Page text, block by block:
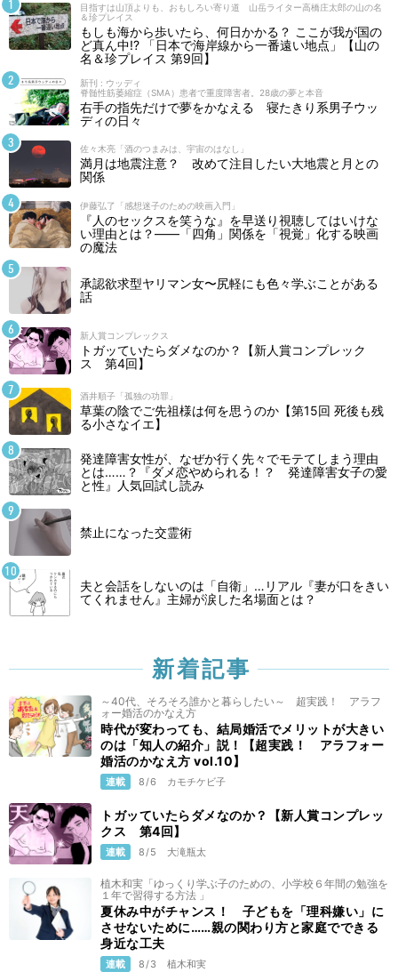
目指すは山頂よりも、おもしろい寄り道 山岳ライター高橋庄太郎の山の名
＆珍プレイス
もしも海から歩いたら、何日かかる？ ここが我が国の
ど真ん中!? 「日本で海岸線から一番遠い地点」【山の
名＆珍プレイス 第9回】
新刊 : ウッディ
脊髄性筋萎縮症（SMA）患者で重度障害者。28歳の夢と本音
右手の指先だけで夢をかなえる 寝たきり系男子ウッ
ディの日々
佐々木亮「酒のつまみは、宇宙のはなし」
満月は地震注意？ 改めて注目したい大地震と月との
関係
伊藤弘了「感想迷子のための映画入門」
『人のセックスを笑うな』を早送り視聴してはいけな
い理由とは？――「四角」関係を「視覚」化する映画
の魔法
承認欲求型ヤリマン女〜尻軽にも色々学ぶことがある
話
新人賞コンプレックス
トガッていたらダメなのか？【新人賞コンプレック
ス 第4回】
酒井順子「孤独の功罪」
草葉の陰でご先祖様は何を思うのか【第15回 死後も残
る小さなイエ】
発達障害女性が、なぜか行く先々でモテてしまう理由
とは……？『ダメ恋やめられる！？ 発達障害女子の愛
と性』人気回試し読み
禁止になった交霊術
夫と会話をしないのは「自衛」…リアル『妻が口をきい
てくれません』主婦が涙した名場面とは？
新着記事
～40代、そろそろ誰かと暮らしたい～ 超実践！ アラフ
ォー婚活のかなえ方
時代が変わっても、結局婚活でメリットが大きい
のは「知人の紹介」説！【超実践！ アラフォー
婚活のかなえ方 vol.10】
連載 8/6 カモチケビ子
トガッていたらダメなのか？【新人賞コンプレッ
クス 第4回】
連載 8/5 大滝瓶太
植木和実「ゆっくり学ぶ子のための、小学校６年間の勉強を
１年で習得する方法 」
夏休み中がチャンス！ 子どもを「理科嫌い」に
させないために……親の関わり方と家庭でできる
身近な工夫
連載 8/3 植木和実